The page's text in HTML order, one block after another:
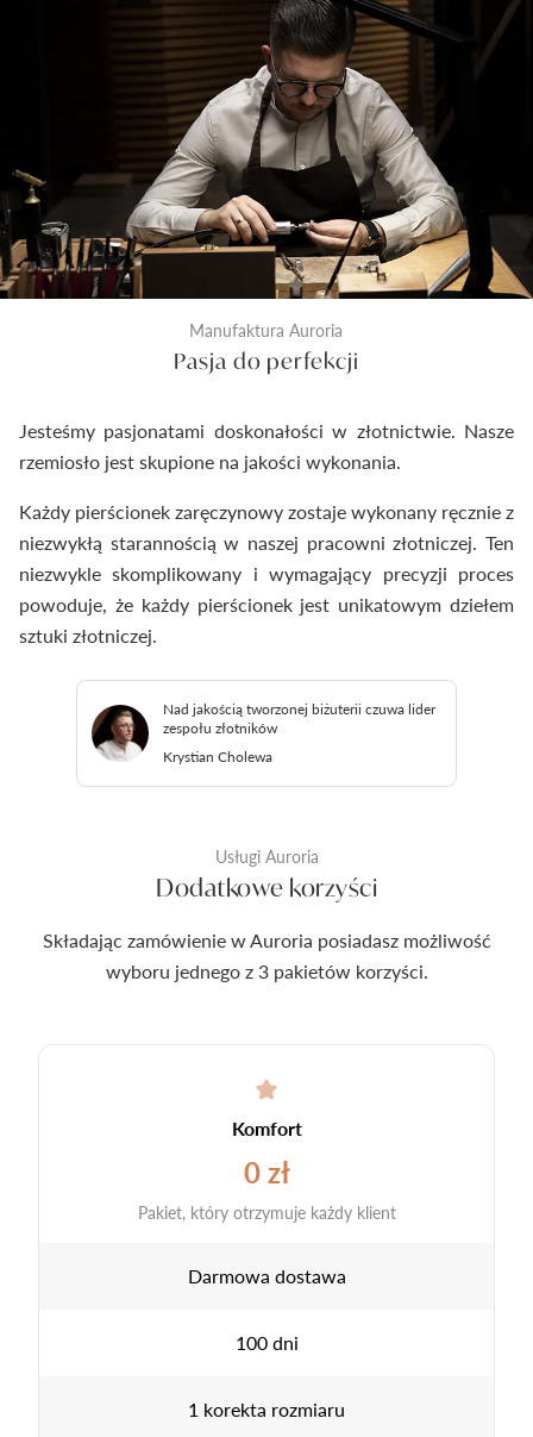
prac złotniczych. Drugi wykonywany jest na etapie
produkcji po wykonaniu biżuterii. Ostateczna
kontrola następuje tuż przed zamknięciem
pierścionka do pudełeczka. Dzięki temu
dostarczymy Ci wyroby jubilerskie najwyższej klasy.
Manufaktura Auroria
Pasja do perfekcji
Jesteśmy pasjonatami doskonałości w złotnictwie. Nasze
rzemiosło jest skupione na jakości wykonania.
Każdy pierścionek zaręczynowy zostaje wykonany ręcznie z
niezwykłą starannością w naszej pracowni złotniczej. Ten
niezwykle skomplikowany i wymagający precyzji proces
powoduje, że każdy pierścionek jest unikatowym dziełem
sztuki złotniczej.
Nad jakością tworzonej biżuterii czuwa lider
zespołu złotników
Krystian Cholewa
Usługi Auroria
Dodatkowe korzyści
Składając zamówienie w Auroria posiadasz możliwość
wyboru jednego z 3 pakietów korzyści.
Komfort
0 zł
Pakiet, który otrzymuje każdy klient
Darmowa dostawa
100 dni
1 korekta rozmiaru